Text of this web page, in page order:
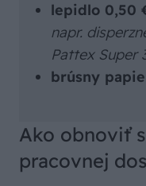
lepidlo 0,50
napr.
Pattex Super
brúsny
Ako obnoviť
pracovnej